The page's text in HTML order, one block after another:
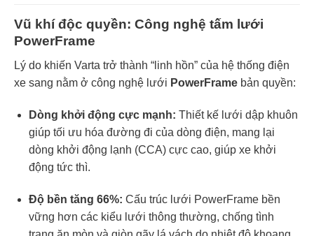
Vũ khí độc quyền: Công nghệ tấm lưới
PowerFrame
Lý do khiến Varta trở thành “linh hồn” của hệ thống điện
xe sang nằm ở công nghệ lưới PowerFrame bản quyền:
Dòng khởi động cực mạnh: Thiết kế lưới dập khuôn
giúp tối ưu hóa đường đi của dòng điện, mang lại
dòng khởi động lạnh (CCA) cực cao, giúp xe khởi
động tức thì.
Độ bền tăng 66%: Cấu trúc lưới PowerFrame bền
vững hơn các kiểu lưới thông thường, chống tình